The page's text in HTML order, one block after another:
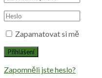
Zapamatovat si mě
Zapomněli jste heslo?